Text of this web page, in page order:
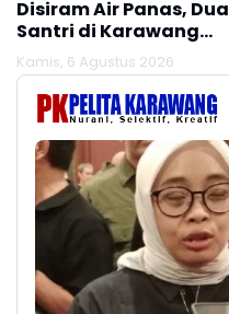
Disiram Air Panas, Dua
Santri di Karawang
Terluka Akibat Aksi
Oknum Linmas
Kamis, 6 Agustus 2026